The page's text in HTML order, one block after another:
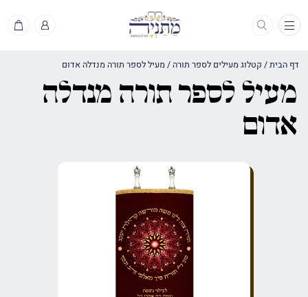
תפריט
דף הבית/ קטלוג מעילים לספר תורה / מעיל לספר תורה מנדלה אדום
מעיל לספר תורה מנדלה
אדום